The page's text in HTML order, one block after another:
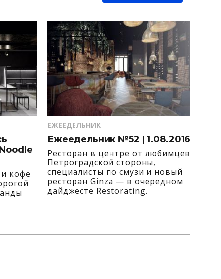
кофе
ЕЖЕЕДЕЛЬНИК
Ежеедельник №52 | 1.08.2016
Ресторан в центре от любимцев
Петроградской стороны,
специалисты по смузи и новый
ресторан Ginza — в очередном
дайджесте Restorating.